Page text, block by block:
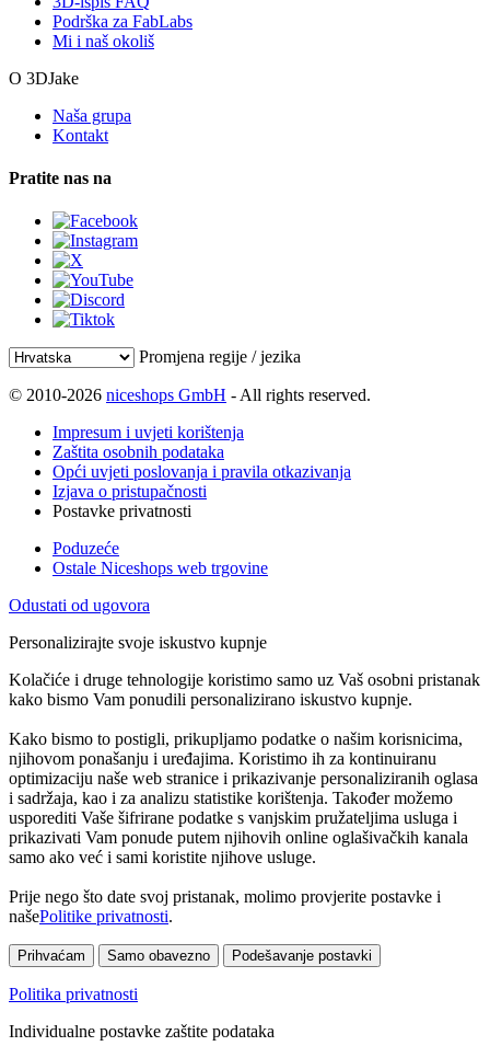
Podrška za FabLabs
Mi i naš okoliš
O 3DJake
Naša grupa
Kontakt
Pratite nas na
Promjena regije / jezika
© 2010-2026 niceshops GmbH - All rights reserved.
Impresum i uvjeti korištenja
Zaštita osobnih podataka
Opći uvjeti poslovanja i pravila otkazivanja
Izjava o pristupačnosti
Postavke privatnosti
Poduzeće
Ostale Niceshops web trgovine
Odustati od ugovora
Personalizirajte svoje iskustvo kupnje
Kolačiće i druge tehnologije koristimo samo uz Vaš osobni pristanak
kako bismo Vam ponudili personalizirano iskustvo kupnje.
Kako bismo to postigli, prikupljamo podatke o našim korisnicima,
njihovom ponašanju i uređajima. Koristimo ih za kontinuiranu
optimizaciju naše web stranice i prikazivanje personaliziranih oglasa
i sadržaja, kao i za analizu statistike korištenja. Također možemo
usporediti Vaše šifrirane podatke s vanjskim pružateljima usluga i
prikazivati Vam ponude putem njihovih online oglašivačkih kanala
samo ako već i sami koristite njihove usluge.
Prije nego što date svoj pristanak, molimo provjerite postavke i
našePolitike privatnosti.
Prihvaćam Samo obavezno Podešavanje postavki
Politika privatnosti
Individualne postavke zaštite podataka